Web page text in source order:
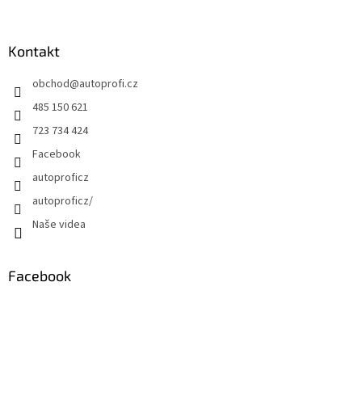
Kontakt
obchod@autoprofi.cz
485 150 621
723 734 424
Facebook
autoproficz
autoproficz/
Naše videa
Facebook